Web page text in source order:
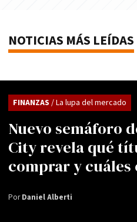
NOTICIAS MÁS LEÍDAS
Nuevo semáforo
City revela qué
comprar y
FINANZAS / La lupa del mercado
PorDaniel Alberti